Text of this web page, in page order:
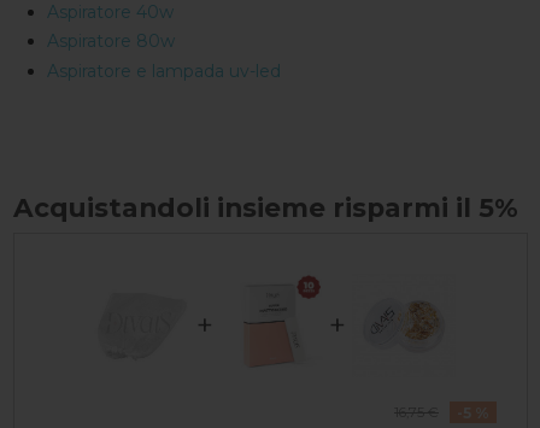
Aspiratore 40w
Aspiratore 80w
Aspiratore e lampada uv-led
Acquistandoli insieme risparmi il 5%
+ +